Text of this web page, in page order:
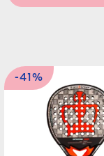
-41%